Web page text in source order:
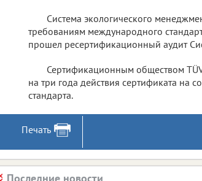
Система экологического
требованиям международного
прошел ресертификационный аудит
Сертификационным обществом
на три года действия сертификата на
стандарта.
Печать
Последние новости